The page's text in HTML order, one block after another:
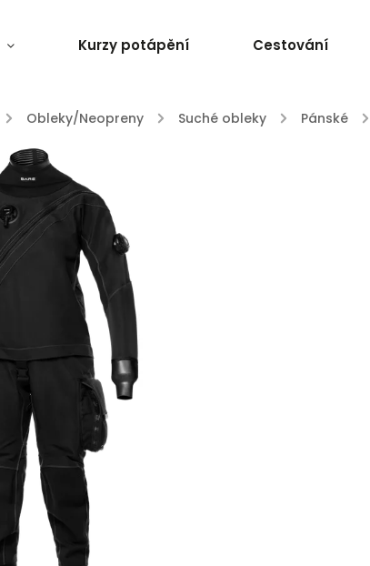
Kurzy potápění Cestování
/ Obleky/Neopreny / Suché obleky / Pánské /